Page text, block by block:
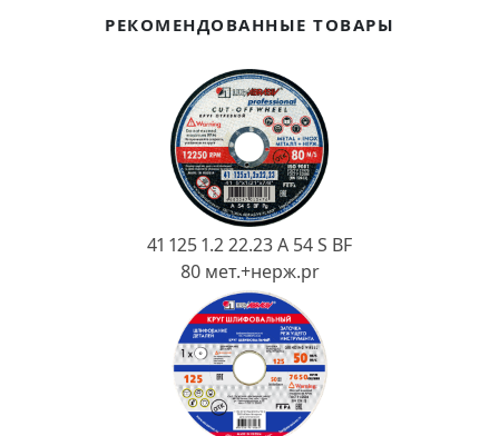
ЖелобРЕКОМЕНДОВАННЫЕ ТОВАРЫ
41 125 1.2 22.23 A 54 S BF
80 мет.+нерж.pr